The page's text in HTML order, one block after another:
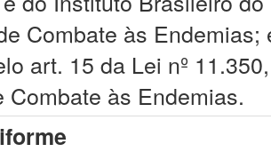
Combate às
art. 15 da Lei nº
Combate às Endemias.